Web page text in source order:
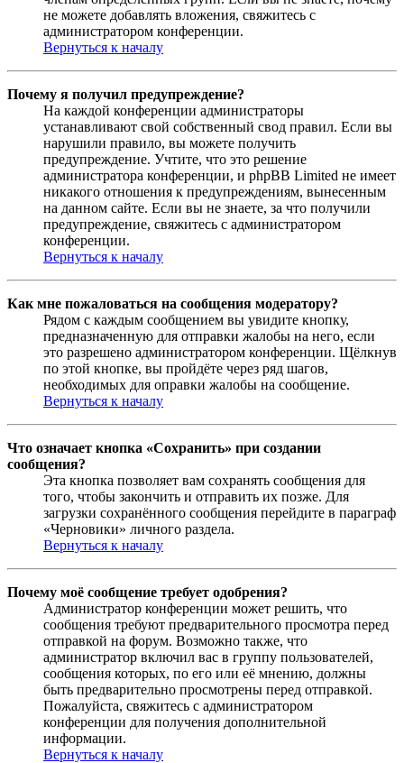
не можете добавлять вложения, свяжитесь с
администратором конференции.
Вернуться к началу
Почему я получил предупреждение?
На каждой конференции администраторы
устанавливают свой собственный свод правил. Если вы
нарушили правило, вы можете получить
предупреждение. Учтите, что это решение
администратора конференции, и phpBB Limited не имеет
никакого отношения к предупреждениям, вынесенным
на данном сайте. Если вы не знаете, за что получили
предупреждение, свяжитесь с администратором
конференции.
Вернуться к началу
Как мне пожаловаться на сообщения модератору?
Рядом с каждым сообщением вы увидите кнопку,
предназначенную для отправки жалобы на него, если
это разрешено администратором конференции. Щёлкнув
по этой кнопке, вы пройдёте через ряд шагов,
необходимых для оправки жалобы на сообщение.
Вернуться к началу
Что означает кнопка «Сохранить» при создании
сообщения?
Эта кнопка позволяет вам сохранять сообщения для
того, чтобы закончить и отправить их позже. Для
загрузки сохранённого сообщения перейдите в параграф
«Черновики» личного раздела.
Вернуться к началу
Почему моё сообщение требует одобрения?
Администратор конференции может решить, что
сообщения требуют предварительного просмотра перед
отправкой на форум. Возможно также, что
администратор включил вас в группу пользователей,
сообщения которых, по его или её мнению, должны
быть предварительно просмотрены перед отправкой.
Пожалуйста, свяжитесь с администратором
конференции для получения дополнительной
информации.
Вернуться к началу